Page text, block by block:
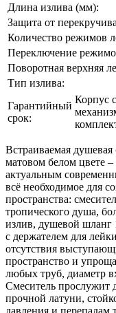
Длина излива (мм):
Защита от
Количество режимов
Переключение
Поворотная верхняя
Тип излива:
Гарантийный
срок:
Корпус
Встраиваемая
матовом белом цвете
актуальным
всё необходимое для
пространства:
тропического душа,
излив, душевой шланг
с держателем для
отсутствия
пространство и
любых труб, диаметр
Смеситель прослужит
прочной латуни,
давления и перепадам